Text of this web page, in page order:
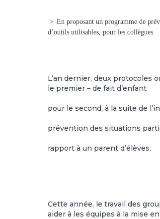
> En proposant un programme de
d’outils utilisables, pour les collègues.
L’an dernier, deux protocoles
le premier – de fait d’enfant
pour le second, à la suite de
prévention des situations
rapport à un parent d’élèves.
Cette année, le travail des
aider à les équipes à la mise